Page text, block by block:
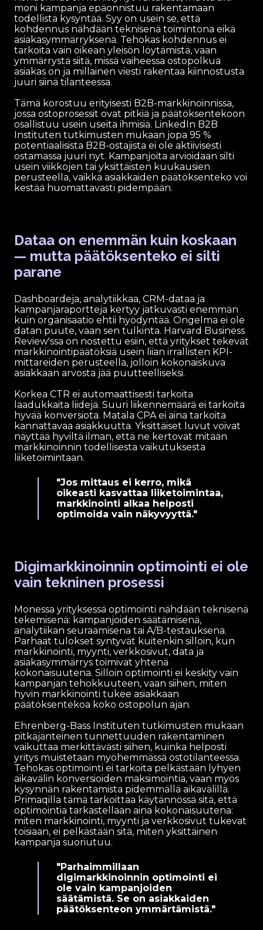
moni kampanja epäonnistuu rakentamaan
todellista kysyntää. Syy on usein se, että
kohdennus nähdään teknisenä toimintona eikä
asiakasymmärryksenä. Tehokas kohdennus ei
tarkoita vain oikean yleisön löytämistä, vaan
ymmärrystä siitä, missä vaiheessa ostopolkua
asiakas on ja millainen viesti rakentaa kiinnostusta
juuri siinä tilanteessa.
Tämä korostuu erityisesti B2B-markkinoinnissa,
jossa ostoprosessit ovat pitkiä ja päätöksentekoon
osallistuu usein useita ihmisiä. LinkedIn B2B
Instituten tutkimusten mukaan jopa 95 %
potentiaalisista B2B-ostajista ei ole aktiivisesti
ostamassa juuri nyt. Kampanjoita arvioidaan silti
usein viikkojen tai yksittäisten kuukausien
perusteella, vaikka asiakkaiden päätöksenteko voi
kestää huomattavasti pidempään.
Dataa on enemmän kuin koskaan
— mutta päätöksenteko ei silti
parane
Dashboardeja, analytiikkaa, CRM-dataa ja
kampanjaraportteja kertyy jatkuvasti enemmän
kuin organisaatio ehtii hyödyntää. Ongelma ei ole
datan puute, vaan sen tulkinta. Harvard Business
Review'ssa on nostettu esiin, että yritykset tekevät
markkinointipäätöksiä usein liian irrallisten KPI-
mittareiden perusteella, jolloin kokonaiskuva
asiakkaan arvosta jää puutteelliseksi.
Korkea CTR ei automaattisesti tarkoita
laadukkaita liidejä. Suuri liikennemäärä ei tarkoita
hyvää konversiota. Matala CPA ei aina tarkoita
kannattavaa asiakkuutta. Yksittäiset luvut voivat
näyttää hyviltä ilman, että ne kertovat mitään
markkinoinnin todellisesta vaikutuksesta
liiketoimintaan.
"Jos mittaus ei kerro, mikä
oikeasti kasvattaa liiketoimintaa,
markkinointi alkaa helposti
optimoida vain näkyvyyttä."
Digimarkkinoinnin optimointi ei ole
vain tekninen prosessi
Monessa yrityksessä optimointi nähdään teknisenä
tekemisenä: kampanjoiden säätämisenä,
analytiikan seuraamisena tai A/B-testauksena.
Parhaat tulokset syntyvät kuitenkin silloin, kun
markkinointi, myynti, verkkosivut, data ja
asiakasymmärrys toimivat yhtenä
kokonaisuutena. Silloin optimointi ei keskity vain
kampanjan tehokkuuteen, vaan siihen, miten
hyvin markkinointi tukee asiakkaan
päätöksentekoa koko ostopolun ajan.
Ehrenberg-Bass Instituten tutkimusten mukaan
pitkäjänteinen tunnettuuden rakentaminen
vaikuttaa merkittävästi siihen, kuinka helposti
yritys muistetaan myöhemmässä ostotilanteessa.
Tehokas optimointi ei tarkoita pelkästään lyhyen
aikavälin konversioiden maksimointia, vaan myös
kysynnän rakentamista pidemmällä aikavälillä.
Primaqilla tämä tarkoittaa käytännössä sitä, että
optimointia tarkastellaan aina kokonaisuutena:
miten markkinointi, myynti ja verkkosivut tukevat
toisiaan, ei pelkästään sitä, miten yksittäinen
kampanja suoriutuu.
"Parhaimmillaan
digimarkkinoinnin optimointi ei
ole vain kampanjoiden
säätämistä. Se on asiakkaiden
päätöksenteon ymmärtämistä."